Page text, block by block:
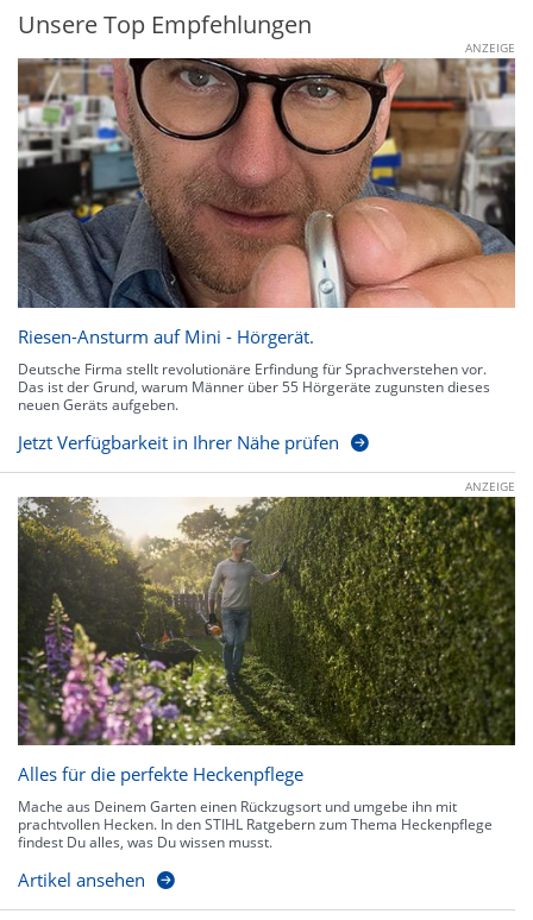
Unsere Top Empfehlungen
ANZEIGE
Riesen-Ansturm auf Mini - Hörgerät.
Deutsche Firma stellt revolutionäre Erfindung für Sprachverstehen vor.
Das ist der Grund, warum Männer über 55 Hörgeräte zugunsten dieses
neuen Geräts aufgeben.
Jetzt Verfügbarkeit in Ihrer Nähe prüfen
ANZEIGE
Alles für die perfekte Heckenpflege
Mache aus Deinem Garten einen Rückzugsort und umgebe ihn mit
prachtvollen Hecken. In den STIHL Ratgebern zum Thema Heckenpflege
findest Du alles, was Du wissen musst.
Artikel ansehen